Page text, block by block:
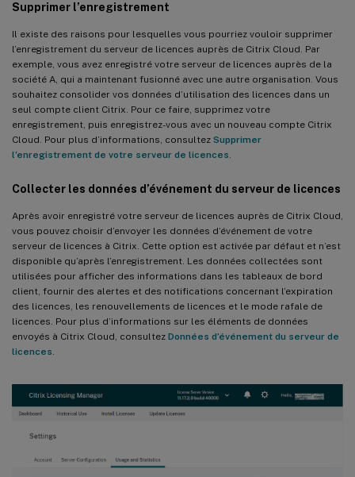
Supprimer l’enregistrement
Il existe des raisons pour lesquelles vous pourriez vouloir supprimer
l’enregistrement du serveur de licences auprès de Citrix Cloud. Par
exemple, vous avez enregistré votre serveur de licences auprès de la
société A, qui a maintenant fusionné avec une autre organisation. Vous
souhaitez consolider vos données d’utilisation des licences dans un
seul compte client Citrix. Pour ce faire, supprimez votre
enregistrement, puis enregistrez-vous avec un nouveau compte Citrix
Cloud. Pour plus d’informations, consultez Supprimer
l’enregistrement de votre serveur de licences.
Collecter les données d’événement du serveur de licences
Après avoir enregistré votre serveur de licences auprès de Citrix Cloud,
vous pouvez choisir d’envoyer les données d’événement de votre
serveur de licences à Citrix. Cette option est activée par défaut et n’est
disponible qu’après l’enregistrement. Les données collectées sont
utilisées pour afficher des informations dans les tableaux de bord
client, fournir des alertes et des notifications concernant l’expiration
des licences, les renouvellements de licences et le mode rafale de
licences. Pour plus d’informations sur les éléments de données
envoyés à Citrix Cloud, consultez Données d’événement du serveur de
licences.